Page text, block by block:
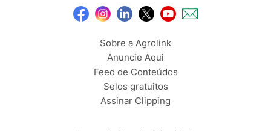
Sobre a Agrolink
Anuncie Aqui
Feed de Conteúdos
Selos gratuitos
Assinar Clipping